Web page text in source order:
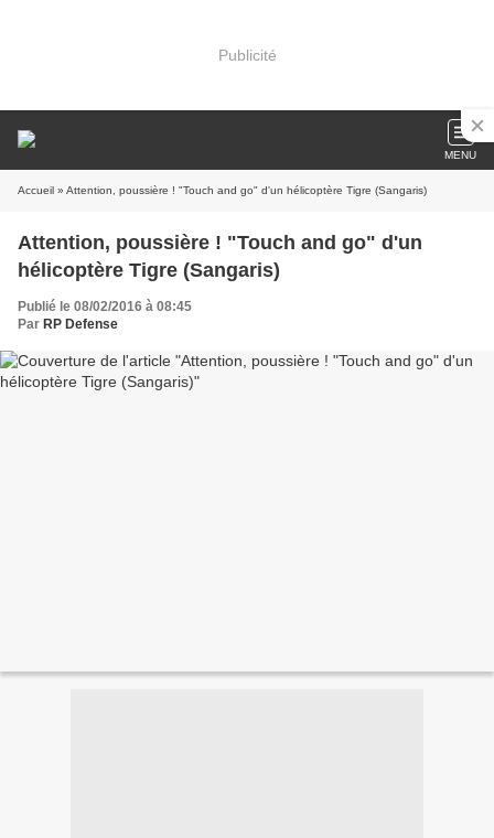
Publicité
MENU
Accueil » Attention, poussière ! "Touch and go" d'un hélicoptère Tigre (Sangaris)
Attention, poussière ! "Touch and go" d'un
hélicoptère Tigre (Sangaris)
Publié le 08/02/2016 à 08:45
Par RP Defense